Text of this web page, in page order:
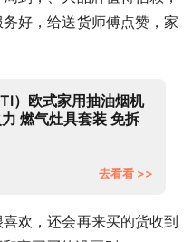
好，给送货师傅点赞，家
）欧式家用抽油烟机
燃气灶具套装 免拆
去看看 >>
欢，还会再来买的货收到